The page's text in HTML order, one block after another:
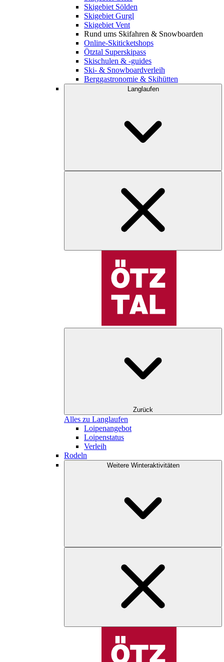
Skigebiet Sölden
Skigebiet Gurgl
Skigebiet Vent
Rund ums Skifahren & Snowboarden
Online-Skiticketshops
Ötztal Superskipass
Skischulen & -guides
Ski- & Snowboardverleih
Berggastronomie & Skihütten
Langlaufen
Zurück
Alles zu Langlaufen
Loipenangebot
Loipenstatus
Verleih
Rodeln
Weitere Winteraktivitäten